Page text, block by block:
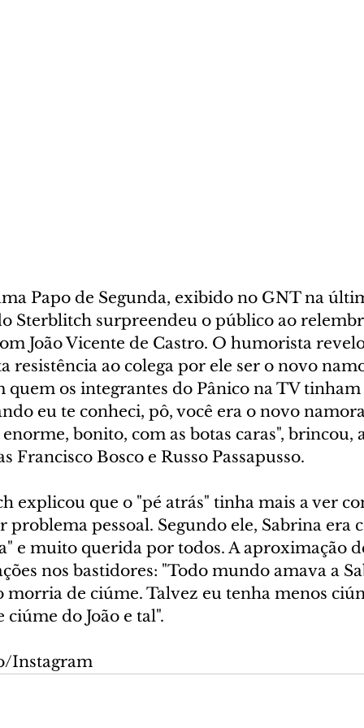
Papo de Segunda, exibido no GNT na
Sterblitch surpreendeu o público ao
João Vicente de Castro. O humorista
resistência ao colega por ele ser o novo
quem os integrantes do Pânico na TV
eu te conheci, pô, você era o novo
bonito, com as botas caras",
Francisco Bosco e Russo Passapusso.
explicou que o "pé atrás" tinha mais a ver
problema pessoal. Segundo ele, Sabrina era
e muito querida por todos. A aproximação
nos bastidores: "Todo mundo amava a
morria de ciúme. Talvez eu tenha menos
do João e tal".
Instagram